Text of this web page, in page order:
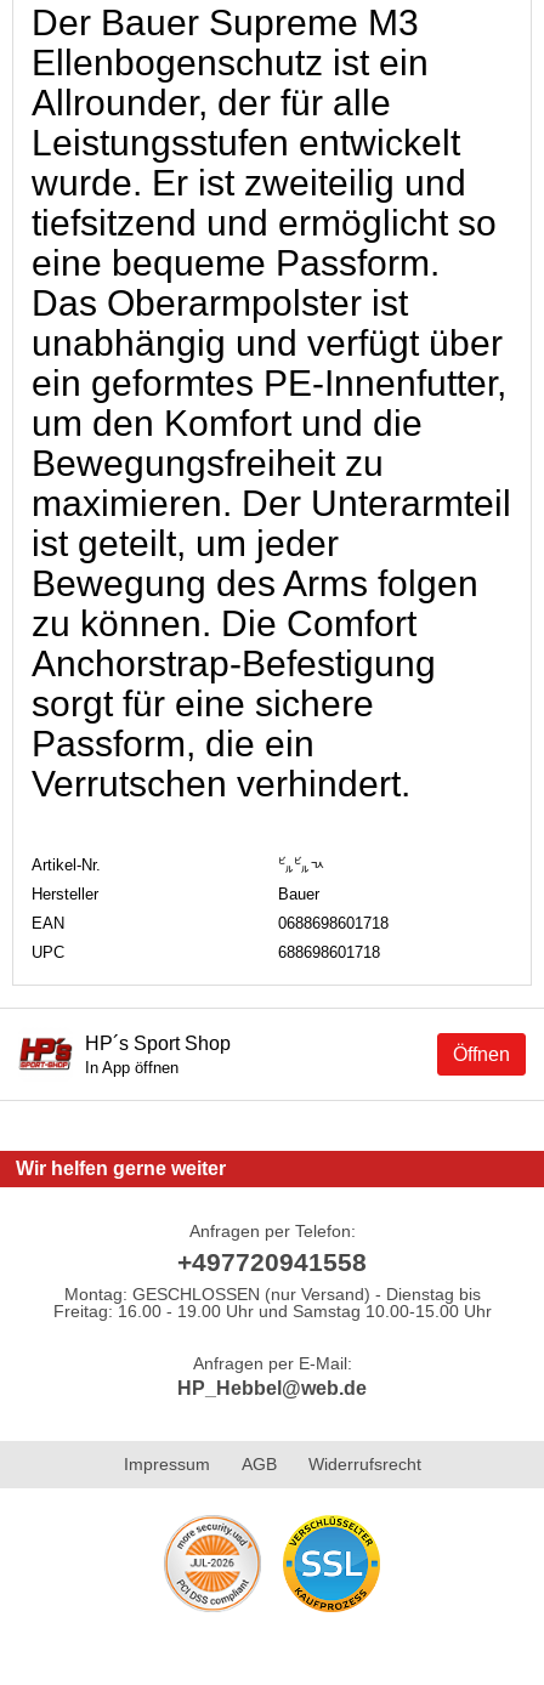
Der Bauer Supreme M3
Ellenbogenschutz ist ein
Allrounder, der für alle
Leistungsstufen entwickelt
wurde. Er ist zweiteilig und
tiefsitzend und ermöglicht so
eine bequeme Passform.
Das Oberarmpolster ist
unabhängig und verfügt über
ein geformtes PE-Innenfutter,
um den Komfort und die
Bewegungsfreiheit zu
maximieren. Der Unterarmteil
ist geteilt, um jeder
Bewegung des Arms folgen
zu können. Die Comfort
Anchorstrap-Befestigung
sorgt für eine sichere
Passform, die ein
Verrutschen verhindert.
Artikel-Nr.
㌱㌱ㄳ
Hersteller
Bauer
EAN
0688698601718
UPC
688698601718
Öffnen
HP´s Sport Shop
In App öffnen
Wir helfen gerne weiter
Anfragen per Telefon:
+497720941558
Montag: GESCHLOSSEN (nur Versand) - Dienstag bis
Freitag: 16.00 - 19.00 Uhr und Samstag 10.00-15.00 Uhr
Anfragen per E-Mail:
HP_Hebbel@web.de
Impressum AGB Widerrufsrecht